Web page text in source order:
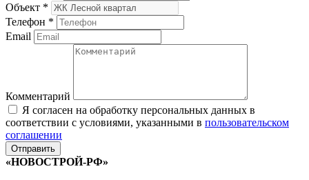
Объект *
Телефон *
Email
Комментарий
Я согласен на обработку персональных данных в
соответствии с условиями, указанными в пользовательском
соглашении
«НОВОСТРОЙ-РФ»